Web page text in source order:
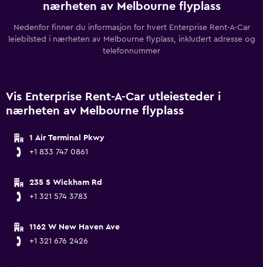
nærheten av Melbourne flyplass
Nedenfor finner du informasjon for hvert Enterprise Rent-A-Car
leiebilsted i nærheten av Melbourne flyplass, inkludert adresse og
telefonnummer
Vis Enterprise Rent-A-Car utleiesteder i
nærheten av Melbourne flyplass
1 Air Terminal Pkwy
+1 833 747 0861
235 S Wickham Rd
+1 321 574 3783
1162 W New Haven Ave
+1 321 676 2426